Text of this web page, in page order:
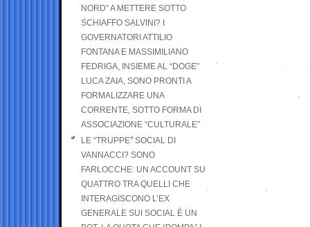
NORD” A METTERE SOTTO
SCHIAFFO SALVINI? I
GOVERNATORI ATTILIO
FONTANA E MASSIMILIANO
FEDRIGA, INSIEME AL “DOGE”
LUCA ZAIA, SONO PRONTI A
FORMALIZZARE UNA
CORRENTE, SOTTO FORMA DI
ASSOCIAZIONE “CULTURALE”
LE “TRUPPE” SOCIAL DI
VANNACCI? SONO
FARLOCCHE: UN ACCOUNT SU
QUATTRO TRA QUELLI CHE
INTERAGISCONO L’EX
GENERALE SUI SOCIAL È UN